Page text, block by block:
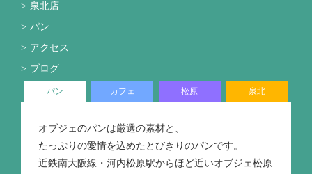
泉北店
パン
アクセス
ブログ
パン カフェ 松原 泉北
オブジェのパンは厳選の素材と、
たっぷりの愛情を込めたとびきりのパンです。
近鉄南大阪線・河内松原駅からほど近いオブジェ松原